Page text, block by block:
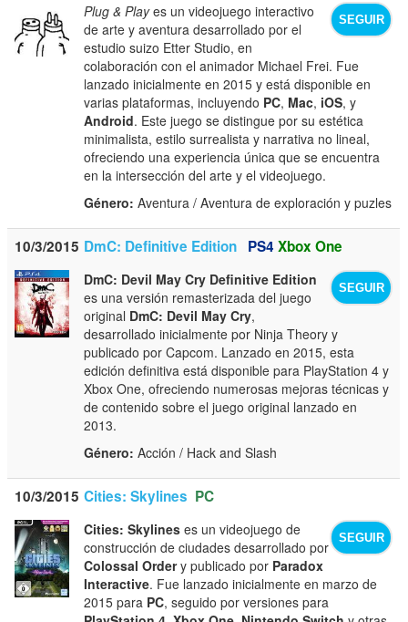
SEGUIR
Plug & Playes un videojuego interactivo
de arte y aventura desarrollado por el
estudio suizo Etter Studio, en
colaboración con el animador Michael Frei. Fue
lanzado inicialmente en 2015 y está disponible en
varias plataformas, incluyendo PC, Mac, iOS, y
Android. Este juego se distingue por su estética
minimalista, estilo surrealista y narrativa no lineal,
ofreciendo una experiencia única que se encuentra
en la intersección del arte y el videojuego.
Género: Aventura / Aventura de exploración y puzles
10/3/2015 DmC: Definitive Edition PS4 Xbox One
SEGUIR
DmC: Devil May Cry Definitive Edition
es una versión remasterizada del juego
original DmC: Devil May Cry,
desarrollado inicialmente por Ninja Theory y
publicado por Capcom. Lanzado en 2015, esta
edición definitiva está disponible para PlayStation 4 y
Xbox One, ofreciendo numerosas mejoras técnicas y
de contenido sobre el juego original lanzado en
2013.
Género: Acción / Hack and Slash
10/3/2015 Cities: Skylines PC
SEGUIR
Cities: Skylines es un videojuego de
construcción de ciudades desarrollado por
Colossal Ordery publicado por Paradox
Interactive. Fue lanzado inicialmente en marzo de
2015 para PC, seguido por versiones para